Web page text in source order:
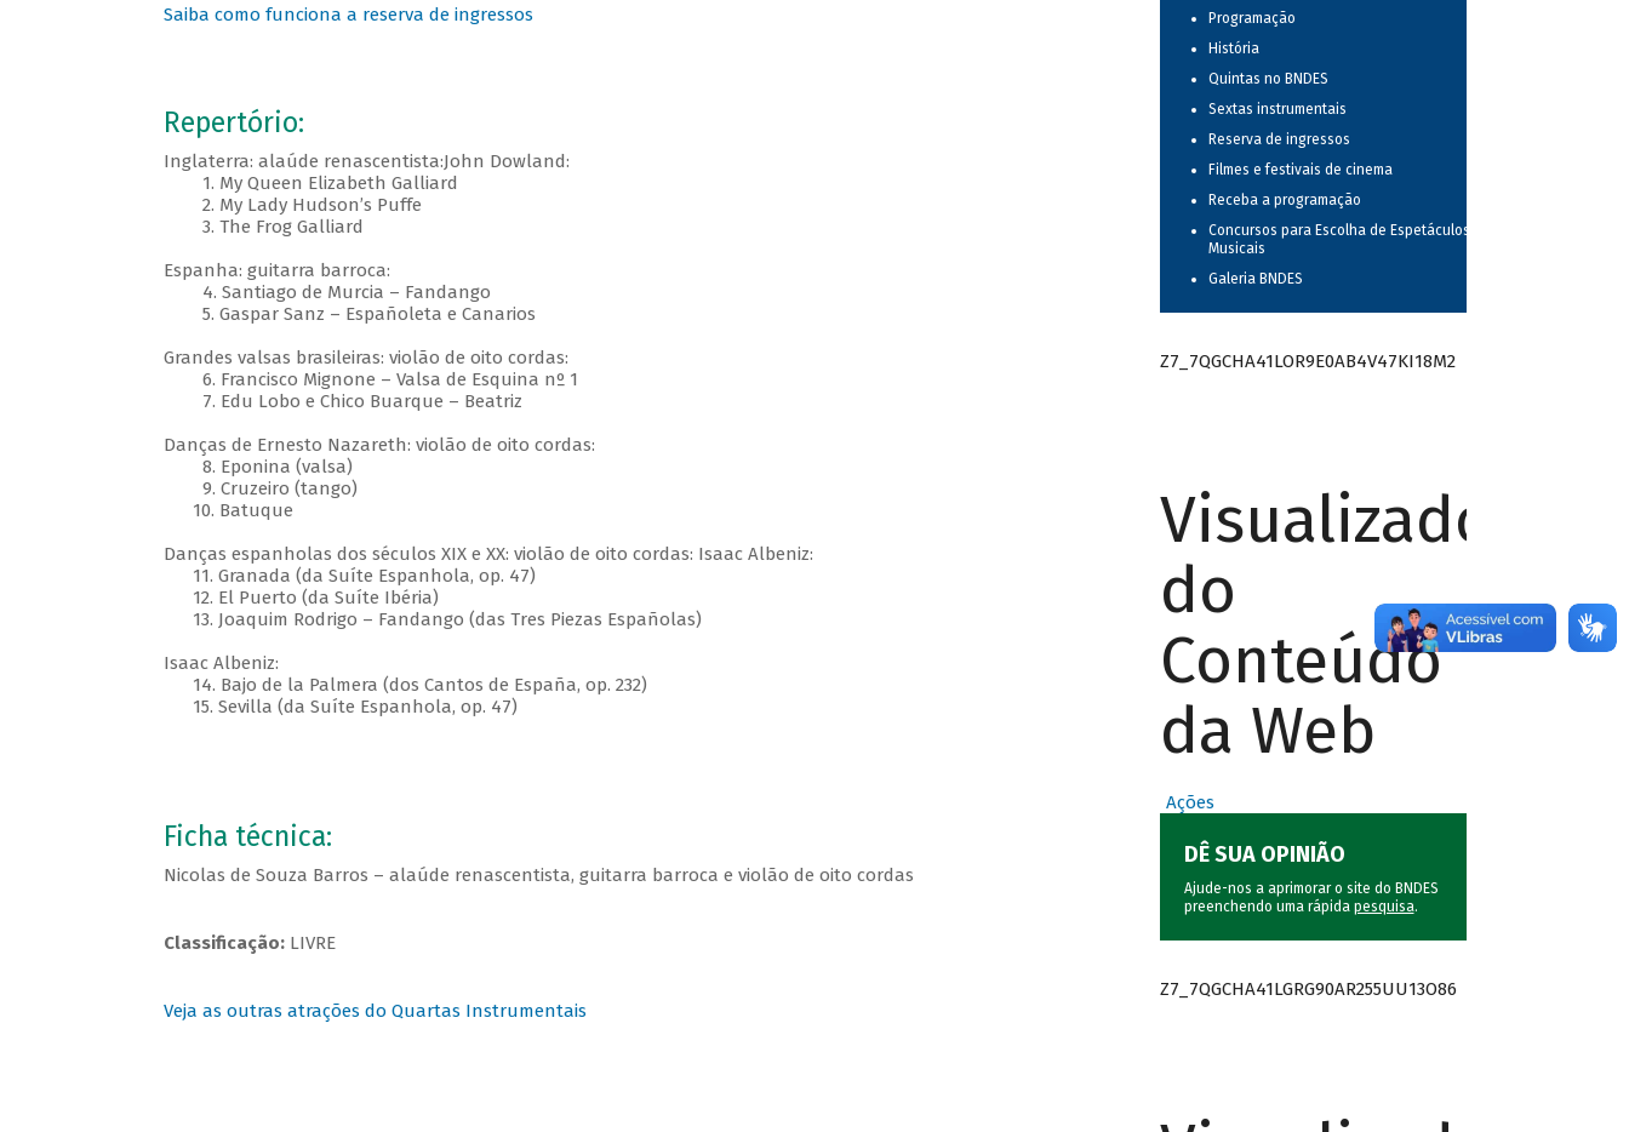
Saiba como funciona a reserva de ingressos
Repertório:
Inglaterra: alaúde renascentista:John Dowland:
1. My Queen Elizabeth Galliard
2. My Lady Hudson’s Puffe
3. The Frog Galliard
Espanha: guitarra barroca:
4. Santiago de Murcia – Fandango
5. Gaspar Sanz – Españoleta e Canarios
Grandes valsas brasileiras: violão de oito cordas:
6. Francisco Mignone – Valsa de Esquina nº 1
7. Edu Lobo e Chico Buarque – Beatriz
Danças de Ernesto Nazareth: violão de oito cordas:
8. Eponina (valsa)
9. Cruzeiro (tango)
10. Batuque
Danças espanholas dos séculos XIX e XX: violão de oito cordas: Isaac Albeniz:
11. Granada (da Suíte Espanhola, op. 47)
12. El Puerto (da Suíte Ibéria)
13. Joaquim Rodrigo – Fandango (das Tres Piezas Españolas)
Isaac Albeniz:
14. Bajo de la Palmera (dos Cantos de España, op. 232)
15. Sevilla (da Suíte Espanhola, op. 47)
Ficha técnica:
Nicolas de Souza Barros – alaúde renascentista, guitarra barroca e violão de oito cordas
Classificação:LIVRE
Veja as outras atrações do Quartas Instrumentais
Programação
História
Quintas no BNDES
Sextas instrumentais
Reserva de ingressos
Filmes e festivais de cinema
Receba a programação
Concursos para Escolha de Espetáculos
Musicais
Galeria BNDES
Z7_7QGCHA41LOR9E0AB4V47KI18M2
Visualizador
do
Conteúdo
da Web
Ações
DÊ SUA OPINIÃO
Ajude-nos a aprimorar o site do BNDES
preenchendo uma rápida pesquisa.
Z7_7QGCHA41LGRG90AR255UU13O86